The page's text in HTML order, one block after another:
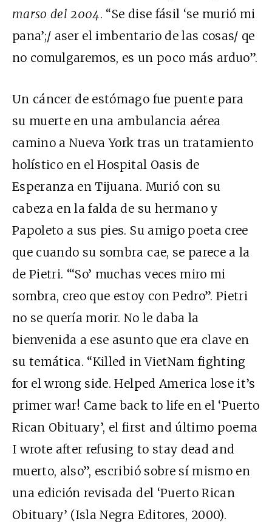
marso del 2004. “Se dise fásil ‘se murió mi
pana’;/ aser el imbentario de las cosas/ qe
no comulgaremos, es un poco más arduo”.
Un cáncer de estómago fue puente para
su muerte en una ambulancia aérea
camino a Nueva York tras un tratamiento
holístico en el Hospital Oasis de
Esperanza en Tijuana. Murió con su
cabeza en la falda de su hermano y
Papoleto a sus pies. Su amigo poeta cree
que cuando su sombra cae, se parece a la
de Pietri. “‘So’ muchas veces miro mi
sombra, creo que estoy con Pedro”. Pietri
no se quería morir. No le daba la
bienvenida a ese asunto que era clave en
su temática. “Killed in VietNam fighting
for el wrong side. Helped America lose it’s
primer war! Came back to life en el ‘Puerto
Rican Obituary’, el first and último poema
I wrote after refusing to stay dead and
muerto, also”, escribió sobre sí mismo en
una edición revisada del ‘Puerto Rican
Obituary’ (Isla Negra Editores, 2000).